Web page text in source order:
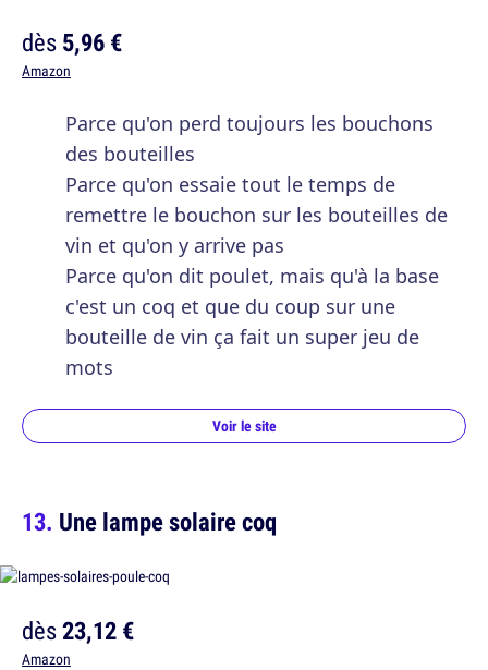
dès5,96 €
Amazon
Parce qu'on perd toujours les bouchons
des bouteilles
Parce qu'on essaie tout le temps de
remettre le bouchon sur les bouteilles de
vin et qu'on y arrive pas
Parce qu'on dit poulet, mais qu'à la base
c'est un coq et que du coup sur une
bouteille de vin ça fait un super jeu de
mots
Voir le site
Une lampe solaire coq
dès23,12 €
Amazon